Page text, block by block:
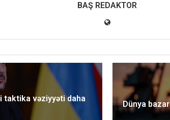
BAŞ REDAKTOR
taktika vəziyyəti daha
Dünya